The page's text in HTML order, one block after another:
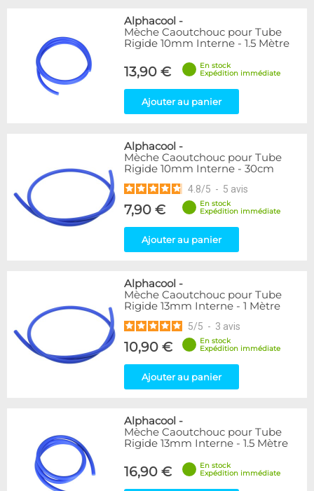
Alphacool -
Mèche Caoutchouc pour Tube
Rigide 10mm Interne - 1.5 Mètre
13,90 €
En stock
Expédition immédiate
Ajouter au panier
Alphacool -
Mèche Caoutchouc pour Tube
Rigide 10mm Interne - 30cm
4.8/5 - 5 avis
7,90 €
En stock
Expédition immédiate
Ajouter au panier
Alphacool -
Mèche Caoutchouc pour Tube
Rigide 13mm Interne - 1 Mètre
5/5 - 3 avis
10,90 €
En stock
Expédition immédiate
Ajouter au panier
Alphacool -
Mèche Caoutchouc pour Tube
Rigide 13mm Interne - 1.5 Mètre
16,90 €
En stock
Expédition immédiate